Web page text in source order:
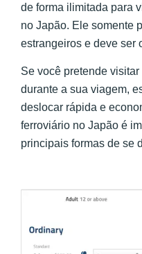
de forma ilimitada para
no Japão. Ele somente
estrangeiros e deve ser
Se você pretende
durante a sua viagem,
deslocar rápida e
ferroviário no Japão é
principais formas de se